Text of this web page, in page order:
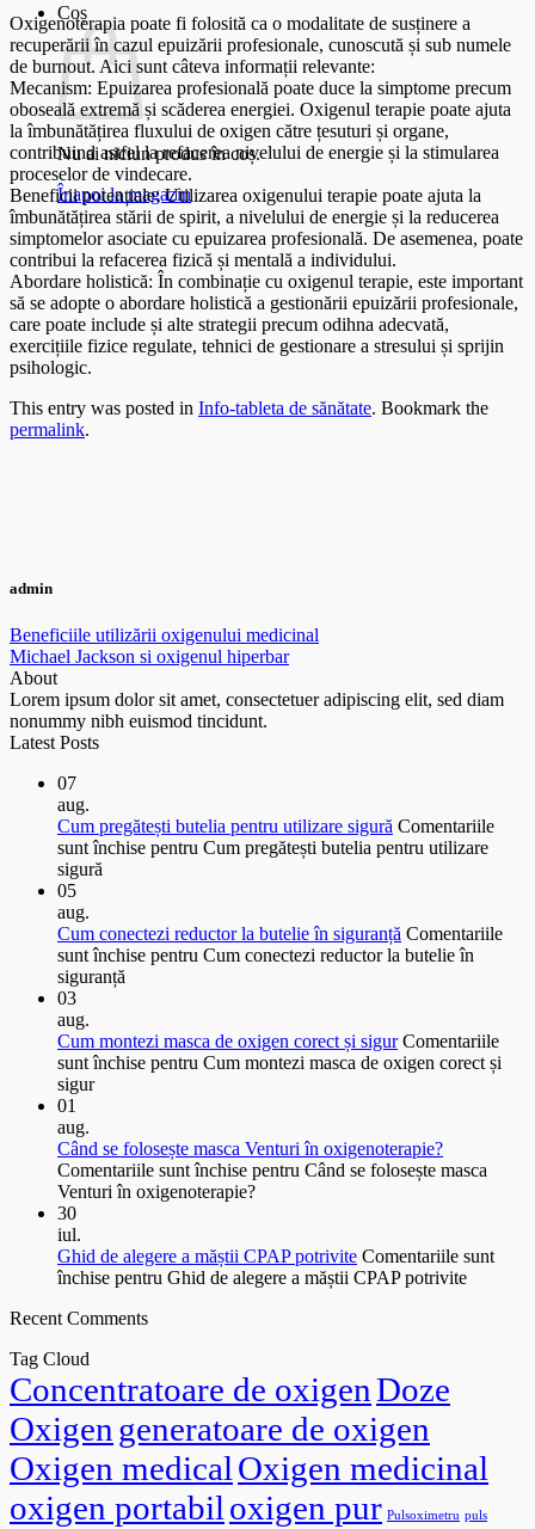
Coș
Nu ai niciun produs în coș.
Înapoi la magazin
Oxigenoterapia poate fi folosită ca o modalitate de susținere a
recuperării în cazul epuizării profesionale, cunoscută și sub numele
de burnout. Aici sunt câteva informații relevante:
Mecanism: Epuizarea profesională poate duce la simptome precum
oboseală extremă și scăderea energiei. Oxigenul terapie poate ajuta
la îmbunătățirea fluxului de oxigen către țesuturi și organe,
contribuind astfel la refacerea nivelului de energie și la stimularea
proceselor de vindecare.
Beneficii potențiale: Utilizarea oxigenului terapie poate ajuta la
îmbunătățirea stării de spirit, a nivelului de energie și la reducerea
simptomelor asociate cu epuizarea profesională. De asemenea, poate
contribui la refacerea fizică și mentală a individului.
Abordare holistică: În combinație cu oxigenul terapie, este important
să se adopte o abordare holistică a gestionării epuizării profesionale,
care poate include și alte strategii precum odihna adecvată,
exercițiile fizice regulate, tehnici de gestionare a stresului și sprijin
psihologic.
This entry was posted in Info-tableta de sănătate. Bookmark the
permalink.
admin
Beneficiile utilizării oxigenului medicinal
Michael Jackson si oxigenul hiperbar
About
Lorem ipsum dolor sit amet, consectetuer adipiscing elit, sed diam
nonummy nibh euismod tincidunt.
Latest Posts
07
aug.
Cum pregătești butelia pentru utilizare sigură Comentariile
sunt închise pentru Cum pregătești butelia pentru utilizare
sigură
05
aug.
Cum conectezi reductor la butelie în siguranță Comentariile
sunt închise pentru Cum conectezi reductor la butelie în
siguranță
03
aug.
Cum montezi masca de oxigen corect și sigur Comentariile
sunt închise pentru Cum montezi masca de oxigen corect și
sigur
01
aug.
Când se folosește masca Venturi în oxigenoterapie?
Comentariile sunt închise pentru Când se folosește masca
Venturi în oxigenoterapie?
30
iul.
Ghid de alegere a măștii CPAP potrivite Comentariile sunt
închise pentru Ghid de alegere a măștii CPAP potrivite
Recent Comments
Tag Cloud
Concentratoare de oxigenDoze
Oxigen generatoare de oxigen
Oxigen medical Oxigen medicinal
oxigen portabil oxigen pur Pulsoximetru puls